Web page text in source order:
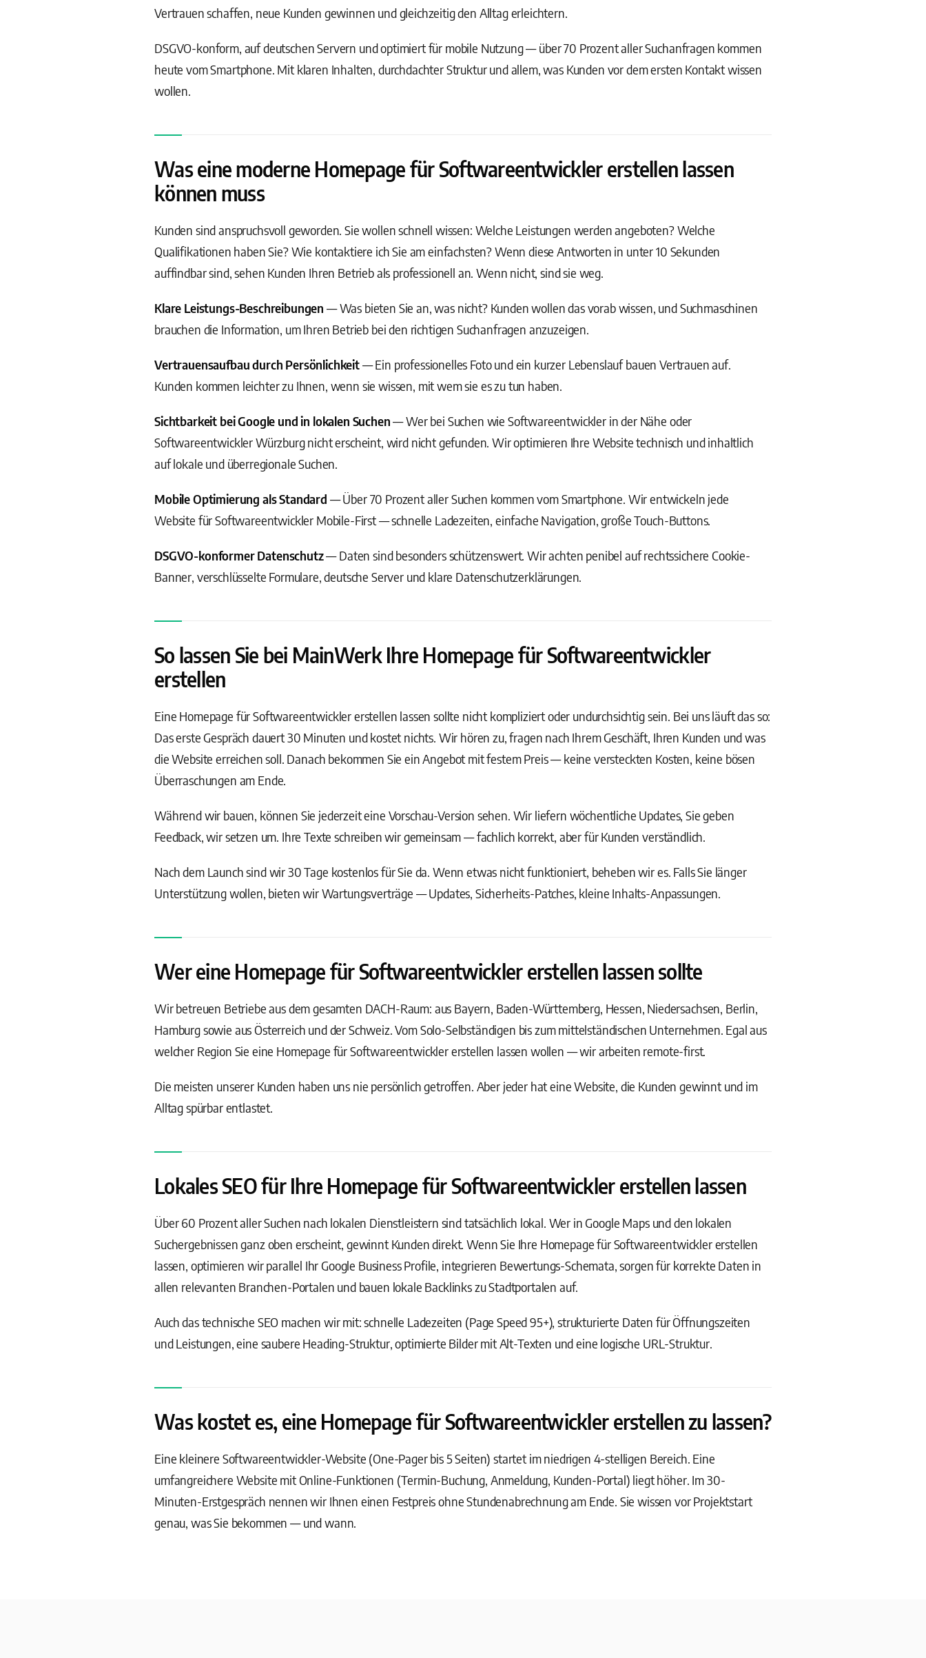
Vertrauen schaffen, neue Kunden gewinnen und gleichzeitig den Alltag erleichtern.
DSGVO-konform, auf deutschen Servern und optimiert für mobile Nutzung — über 70 Prozent aller Suchanfragen kommen
heute vom Smartphone. Mit klaren Inhalten, durchdachter Struktur und allem, was Kunden vor dem ersten Kontakt wissen
wollen.
Was eine moderne Homepage für Softwareentwickler erstellen lassen
können muss
Kunden sind anspruchsvoll geworden. Sie wollen schnell wissen: Welche Leistungen werden angeboten? Welche
Qualifikationen haben Sie? Wie kontaktiere ich Sie am einfachsten? Wenn diese Antworten in unter 10 Sekunden
auffindbar sind, sehen Kunden Ihren Betrieb als professionell an. Wenn nicht, sind sie weg.
Klare Leistungs-Beschreibungen — Was bieten Sie an, was nicht? Kunden wollen das vorab wissen, und Suchmaschinen
brauchen die Information, um Ihren Betrieb bei den richtigen Suchanfragen anzuzeigen.
Vertrauensaufbau durch Persönlichkeit— Ein professionelles Foto und ein kurzer Lebenslauf bauen Vertrauen auf.
Kunden kommen leichter zu Ihnen, wenn sie wissen, mit wem sie es zu tun haben.
Sichtbarkeit bei Google und in lokalen Suchen— Wer bei Suchen wie Softwareentwickler in der Nähe oder
Softwareentwickler Würzburg nicht erscheint, wird nicht gefunden. Wir optimieren Ihre Website technisch und inhaltlich
auf lokale und überregionale Suchen.
Mobile Optimierung als Standard — Über 70 Prozent aller Suchen kommen vom Smartphone. Wir entwickeln jede
Website für Softwareentwickler Mobile-First — schnelle Ladezeiten, einfache Navigation, große Touch-Buttons.
DSGVO-konformer Datenschutz— Daten sind besonders schützenswert. Wir achten penibel auf rechtssichere Cookie-
Banner, verschlüsselte Formulare, deutsche Server und klare Datenschutzerklärungen.
So lassen Sie bei MainWerk Ihre Homepage für Softwareentwickler
erstellen
Eine Homepage für Softwareentwickler erstellen lassen sollte nicht kompliziert oder undurchsichtig sein. Bei uns läuft das so:
Das erste Gespräch dauert 30 Minuten und kostet nichts. Wir hören zu, fragen nach Ihrem Geschäft, Ihren Kunden und was
die Website erreichen soll. Danach bekommen Sie ein Angebot mit festem Preis — keine versteckten Kosten, keine bösen
Überraschungen am Ende.
Während wir bauen, können Sie jederzeit eine Vorschau-Version sehen. Wir liefern wöchentliche Updates, Sie geben
Feedback, wir setzen um. Ihre Texte schreiben wir gemeinsam — fachlich korrekt, aber für Kunden verständlich.
Nach dem Launch sind wir 30 Tage kostenlos für Sie da. Wenn etwas nicht funktioniert, beheben wir es. Falls Sie länger
Unterstützung wollen, bieten wir Wartungsverträge — Updates, Sicherheits-Patches, kleine Inhalts-Anpassungen.
Wer eine Homepage für Softwareentwickler erstellen lassen sollte
Wir betreuen Betriebe aus dem gesamten DACH-Raum: aus Bayern, Baden-Württemberg, Hessen, Niedersachsen, Berlin,
Hamburg sowie aus Österreich und der Schweiz. Vom Solo-Selbständigen bis zum mittelständischen Unternehmen. Egal aus
welcher Region Sie eine Homepage für Softwareentwickler erstellen lassen wollen — wir arbeiten remote-first.
Die meisten unserer Kunden haben uns nie persönlich getroffen. Aber jeder hat eine Website, die Kunden gewinnt und im
Alltag spürbar entlastet.
Lokales SEO für Ihre Homepage für Softwareentwickler erstellen lassen
Über 60 Prozent aller Suchen nach lokalen Dienstleistern sind tatsächlich lokal. Wer in Google Maps und den lokalen
Suchergebnissen ganz oben erscheint, gewinnt Kunden direkt. Wenn Sie Ihre Homepage für Softwareentwickler erstellen
lassen, optimieren wir parallel Ihr Google Business Profile, integrieren Bewertungs-Schemata, sorgen für korrekte Daten in
allen relevanten Branchen-Portalen und bauen lokale Backlinks zu Stadtportalen auf.
Auch das technische SEO machen wir mit: schnelle Ladezeiten (Page Speed 95+), strukturierte Daten für Öffnungszeiten
und Leistungen, eine saubere Heading-Struktur, optimierte Bilder mit Alt-Texten und eine logische URL-Struktur.
Was kostet es, eine Homepage für Softwareentwickler erstellen zu lassen?
Eine kleinere Softwareentwickler-Website (One-Pager bis 5 Seiten) startet im niedrigen 4-stelligen Bereich. Eine
umfangreichere Website mit Online-Funktionen (Termin-Buchung, Anmeldung, Kunden-Portal) liegt höher. Im 30-
Minuten-Erstgespräch nennen wir Ihnen einen Festpreis ohne Stundenabrechnung am Ende. Sie wissen vor Projektstart
genau, was Sie bekommen — und wann.